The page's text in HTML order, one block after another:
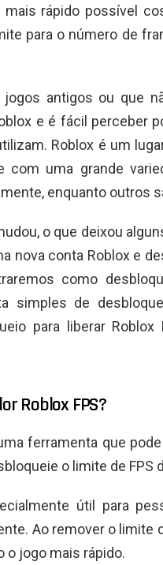
rápido possível
para o número de
antigos ou que
e é fácil perceber
Roblox é um
com uma grande
enquanto outros
o que deixou
nova conta Roblox e
como
simples de
para liberar
Roblox FPS?
ferramenta que
o limite de FPS
útil para
Ao remover o limite
o jogo mais rápido.